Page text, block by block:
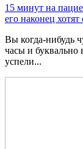
15 минут на
его наконец
Вы когда-нибудь
часы и буквально
успели...